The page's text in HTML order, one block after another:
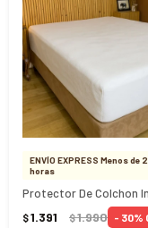
ENVÍO EXPRESS Menos de 2
horas
$1.391 $1.990 30